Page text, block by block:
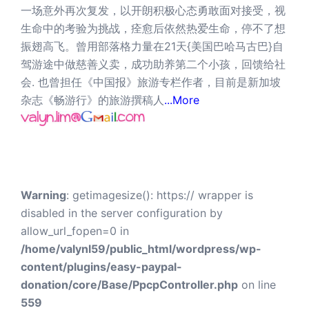
一场意外再次复发，以开朗积极心态勇敢面对接受，视
生命中的考验为挑战，痊愈后依然热爱生命，停不了想
振翅高飞。曾用部落格力量在21天{美国巴哈马古巴}自
驾游途中做慈善义卖，成功助养第二个小孩，回馈给社
会. 也曾担任《中国报》旅游专栏作者，目前是新加坡
杂志《畅游行》的旅游撰稿人 ...More
Warning: getimagesize(): https:// wrapper is
disabled in the server configuration by
allow_url_fopen=0 in
/home/valynl59/public_html/wordpress/wp-
content/plugins/easy-paypal-
donation/core/Base/PpcpController.php on line
559